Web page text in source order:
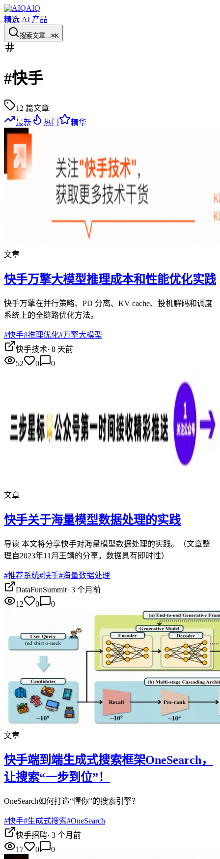
AIQ
精选 AI 产品
搜索文章...⌘K
#快手
12 篇文章
最新
热门 精华
文章
快手万擎大模型推理成本和性能优化实践
快手万擎在并行策略、PD 分离、KV cache、投机解码和调度
系统上的全链路优化方法。
#快手#推理优化#万擎大模型
快手技术· 8 天前
52
0 0
文章
快手关于海量模型数据处理的实践
导读 本文将分享快手对海量模型数据处理的实践。（文章整
理自2023年11月王靖的分享，数据具有即时性）‍‍‍
#推荐系统#快手#海量数据处理
DataFunSummit· 3 个月前
12
0 0
文章
快手端到端生成式搜索框架OneSearch，
让搜索“一步到位”！
OneSearch如何打造“懂你”的搜索引擎？
#快手#生成式搜索#OneSearch
快手招聘· 3 个月前
17
0 0